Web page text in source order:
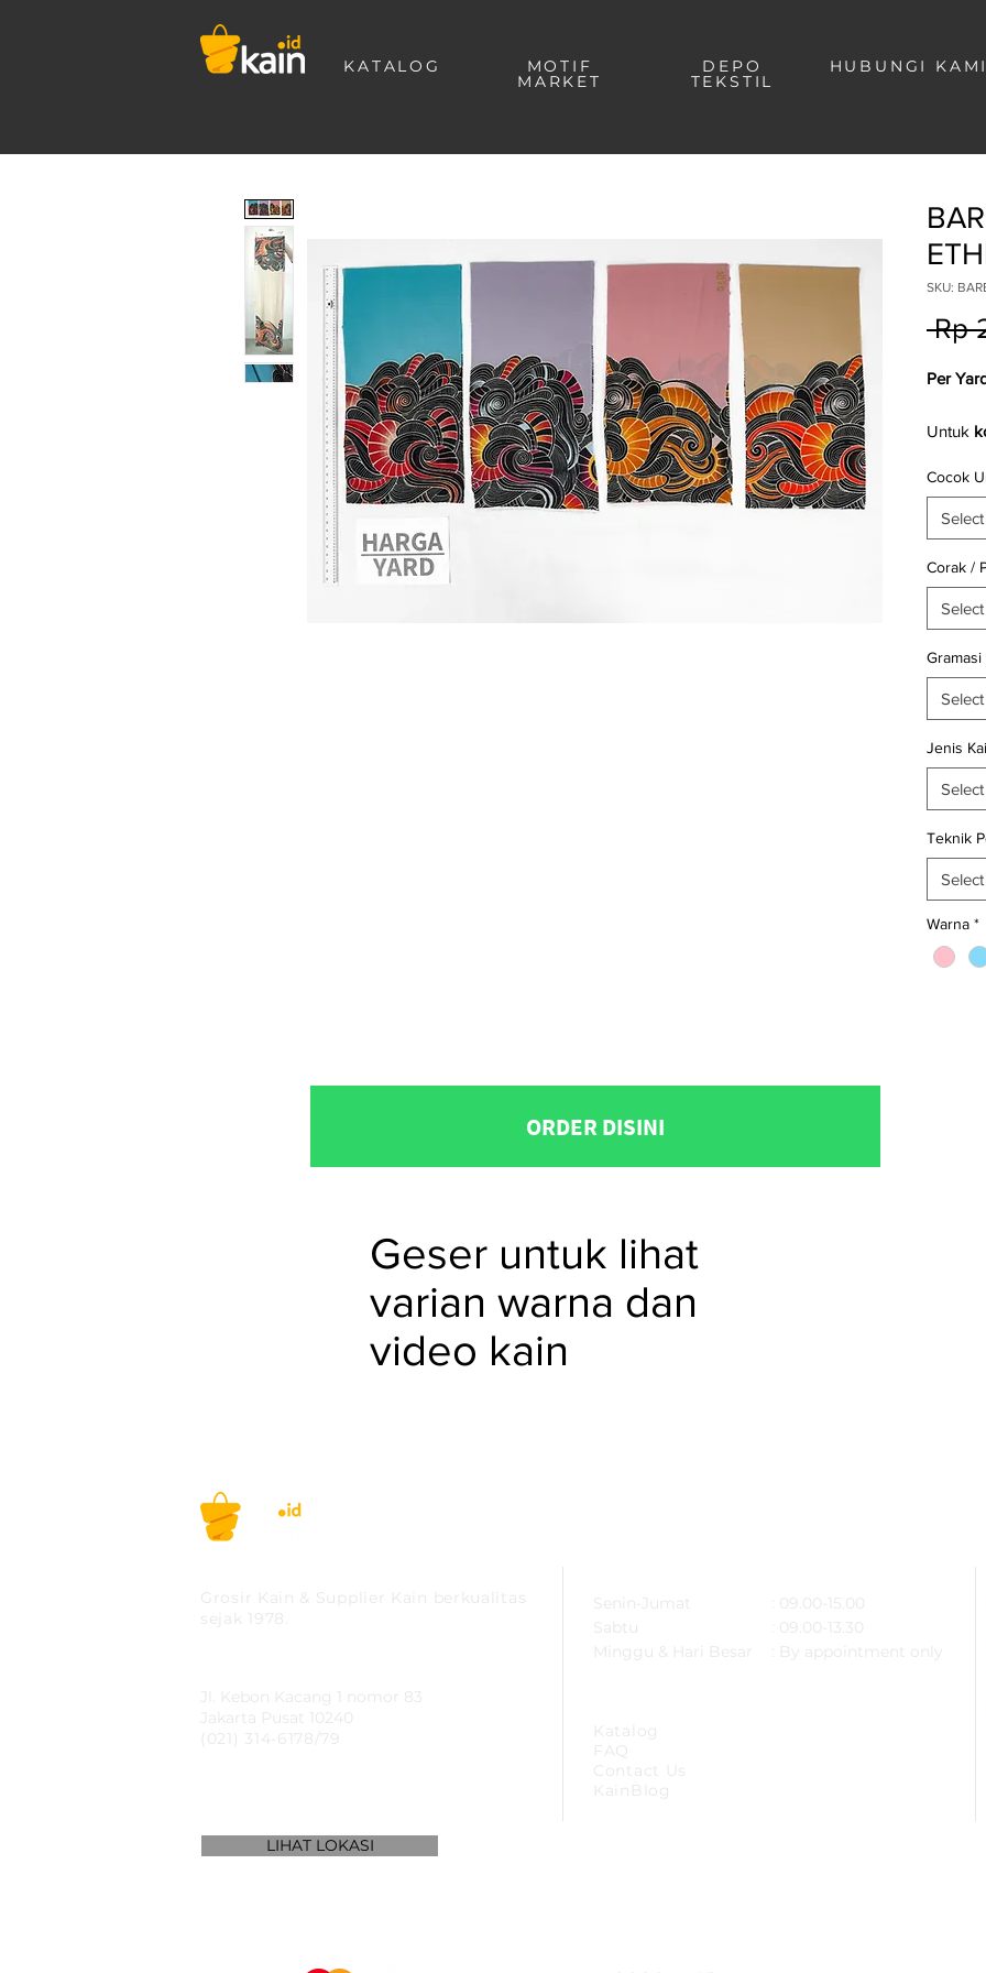
KATALOG MOTIF
MARKET
DEPO
TEKSTIL
HUBUNGI KAMI
SKU:
Rp
Per
Untuk
Kain.id di
188
Satuan
kain
Cocok
Select
Corak /
Select
Gramasi
Select
Jenis
Select
Teknik
Select
Warna *
ORDER DISINI
Geser untuk lihat
varian warna dan
video kain
Grosir Kain & Supplier Kain berkualitas
sejak 1978.
Jl. Kebon Kacang 1 nomor 83
Jakarta Pusat 10240
(021) 314-6178/79
Senin-Jumat
Sabtu
Minggu & Hari Besar
: 09.00-15.00
: 09.00-13.30
: By appointment only
Katalog
FAQ
Contact Us
KainBlog
LIHAT LOKASI